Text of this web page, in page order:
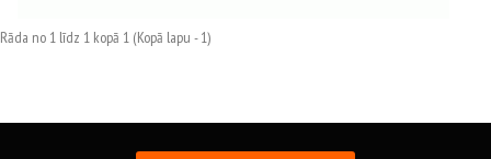
Rāda no 1 līdz 1 kopā 1 (Kopā lapu - 1)